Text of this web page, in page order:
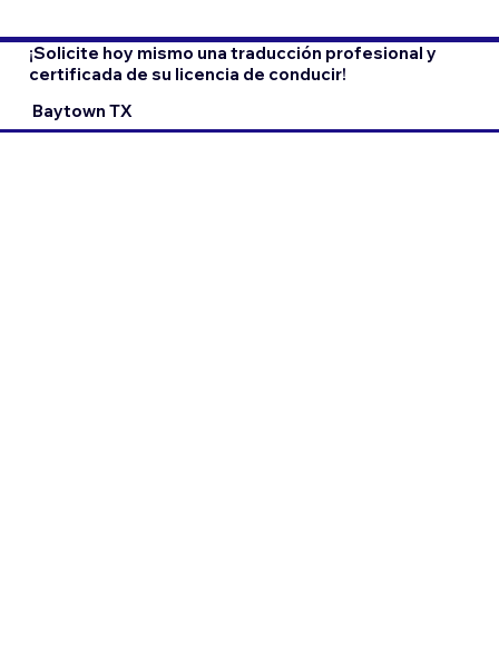
¡Solicite hoy mismo una traducción profesional y
certificada de su licencia de conducir!
Baytown TX